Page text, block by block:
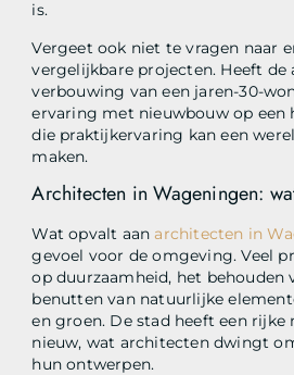
is.
Vergeet ook niet te vragen naar
vergelijkbare projecten. Heeft de
verbouwing van een jaren-30-
ervaring met nieuwbouw op een
die praktijkervaring kan een
maken.
Architecten in Wageningen:
Wat opvalt aanarchitecten in
gevoel voor de omgeving. Veel
op duurzaamheid, het behouden
benutten van natuurlijke
en groen. De stad heeft een rijke
nieuw, wat architecten dwingt
hun ontwerpen.